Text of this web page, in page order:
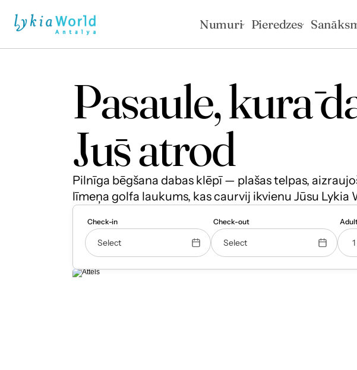
Numuri Pieredzes
Pasaule, kurā
Jūs atrod
Pilnīga bēgšana dabas klēpī — plašas telpas,
līmeņa golfa laukums, kas caurvij ikvienu Jūsu
Check-in
Select
Check-out
Select